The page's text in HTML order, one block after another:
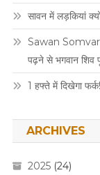
सावन में लड़कियां
Sawan Somvar
पढ़ने से भगवान शिव
1 हफ्ते में दिखेगा
ARCHIVES
2025(24)